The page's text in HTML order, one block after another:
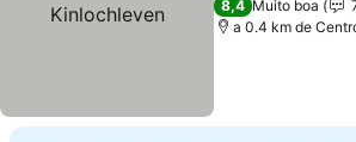
8,4 Muito boa
a 0.4 km de